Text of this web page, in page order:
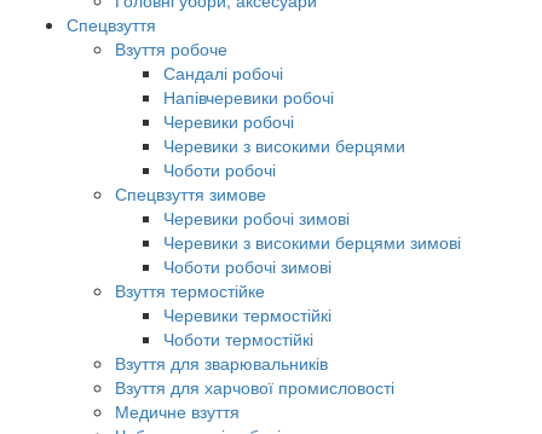
Спецвзуття
Взуття робоче
Сандалі робочі
Напівчеревики робочі
Черевики робочі
Черевики з високими берцями
Чоботи робочі
Спецвзуття зимове
Черевики робочі зимові
Черевики з високими берцями зимові
Чоботи робочі зимові
Взуття термостійке
Черевики термостійкі
Чоботи термостійкі
Взуття для зварювальників
Взуття для харчової промисловості
Медичне взуття